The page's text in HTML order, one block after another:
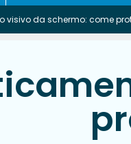
visivo da schermo: come